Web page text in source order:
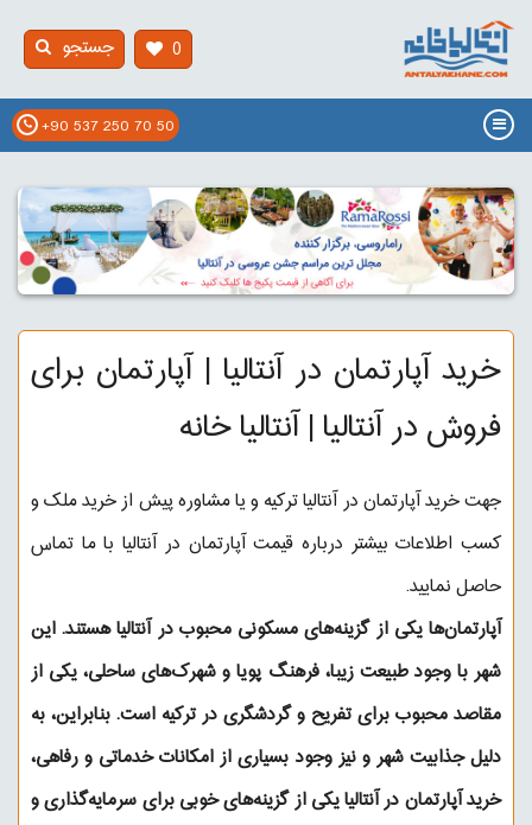
0
+90 537 250 70 50
جستجو
خرید آپارتمان در آنتالیا | آپارتمان برای
فروش در آنتالیا | آنتالیا خانه
جهت خرید آپارتمان در آنتالیا ترکیه و یا مشاوره پیش از خرید ملک و
کسب اطلاعات بیشتر درباره قیمت آپارتمان در آنتالیا با ما تماس
حاصل نمایید.
آپارتمان‌ها یکی از گزینه‌های مسکونی محبوب در آنتالیا هستند. این
شهر با وجود طبیعت زیبا، فرهنگ پویا و شهرک‌های ساحلی، یکی از
مقاصد محبوب برای تفریح و گردشگری در ترکیه است. بنابراین، به
دلیل جذابیت شهر و نیز وجود بسیاری از امکانات خدماتی و رفاهی،
خرید آپارتمان در آنتالیا یکی از گزینه‌های خوبی برای سرمایه‌گذاری و